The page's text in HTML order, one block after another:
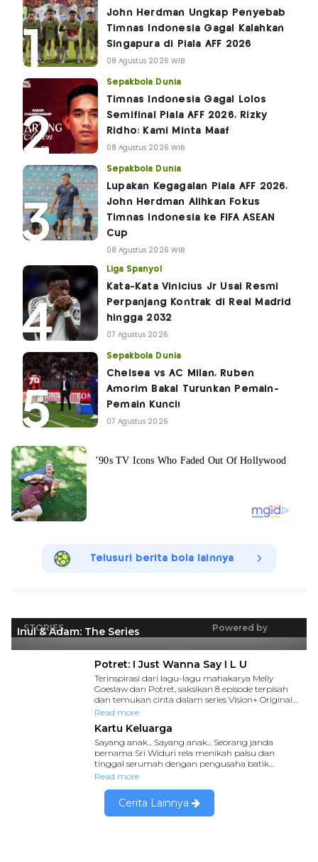
John Herdman Ungkap Penyebab
Timnas Indonesia Gagal Kalahkan
Singapura di Piala AFF 2026
08 Agustus 2026 WIB
Sepakbola Dunia
Timnas Indonesia Gagal Lolos
Semifinal Piala AFF 2026, Rizky
Ridho: Kami Minta Maaf
08 Agustus 2026 WIB
Sepakbola Dunia
Lupakan Kegagalan Piala AFF 2026,
John Herdman Alihkan Fokus
Timnas Indonesia ke FIFA ASEAN
Cup
08 Agustus 2026 WIB
Liga Spanyol
Kata-Kata Vinicius Jr Usai Resmi
Perpanjang Kontrak di Real Madrid
hingga 2032
07 Agustus 2026
Sepakbola Dunia
Chelsea vs AC Milan, Ruben
Amorim Bakal Turunkan Pemain-
Pemain Kunci!
07 Agustus 2026
Telusuri berita bola lainnya